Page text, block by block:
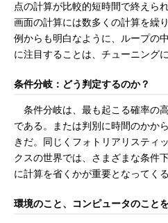
点の計算が比較的短時間で終えら
画面の計算には数多くの計算を繰
例からも明白なように、ループの
に注目することは、チューニング
条件分岐：どう判定するのか？
条件分岐は、最も起こる確率の
である。または判別に時間のかか
きだ。同じくフォトリアリスティ
クスの世界では、さまざまな条件
に計算を省くかが重要となってくる
環境のこと、コンピュータのこと